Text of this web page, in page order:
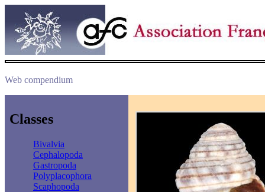
Web compendium
Classes
Bivalvia
Cephalopoda
Gastropoda
Polyplacophora
Scaphopoda